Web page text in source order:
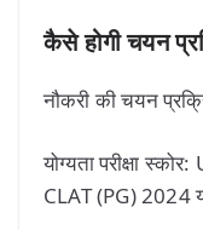
कैसे होगी चयन
नौकरी की चयन
योग्यता परीक्षा
CLAT (PG) 2024